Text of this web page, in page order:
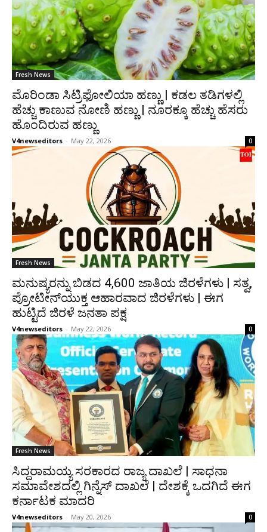
Fresh News
ಮೊರಿಂಡಾ ಸಿಟ್ರಿಫೋಲಿಯಾ ಹಣ್ಣು | ಕಡಲ ತಡಿಗಳಲ್ಲಿ
ಹೆಚ್ಚು ಕಾಣುವ ನೋಣಿ ಹಣ್ಣು | ನೂರಕ್ಕೂ ಹೆಚ್ಚು ಹೆಸರು
ಹೊಂದಿರುವ ಹಣ್ಣು
V4newseditors - May 22, 2026 0
Fresh News
ಮನುಷ್ಯರನ್ನು ಬಿಡದ 4,600 ಜಾತಿಯ ಜಿರಳೆಗಳು | ಸತ್ವ,
ಪ್ರೋಟೀನ್‌ಯುಕ್ತ ಆಹಾರವಾದ ಜಿರಳೆಗಳು | ಈಗ
ಹುಟ್ಟಿದೆ ಜಿರಳೆ ಜನತಾ ಪಕ್ಷ
V4newseditors - May 22, 2026 0
Fresh News
ಸಿದ್ದರಾಮಯ್ಯ ಸರಕಾರದ ರಾಜ್ಯ ದಾಖಲೆ | ಸಾಧನಾ
ಸಮಾವೇಶದಲ್ಲಿ ಗಿನ್ನೆಸ್ ದಾಖಲೆ | ದೇಶಕ್ಕೆ ಒದಗಿದೆ ಈಗ
ಕರ್ನಾಟಕ ಮಾದರಿ
V4newseditors - May 20, 2026 0